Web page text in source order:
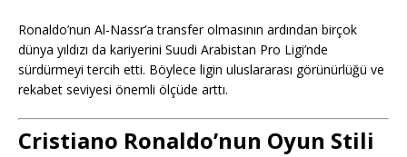
Ronaldo’nun Al-Nassr’a transfer olmasının ardından birçok
dünya yıldızı da kariyerini Suudi Arabistan Pro Ligi’nde
sürdürmeyi tercih etti. Böylece ligin uluslararası görünürlüğü ve
rekabet seviyesi önemli ölçüde arttı.
Cristiano Ronaldo’nun Oyun Stili